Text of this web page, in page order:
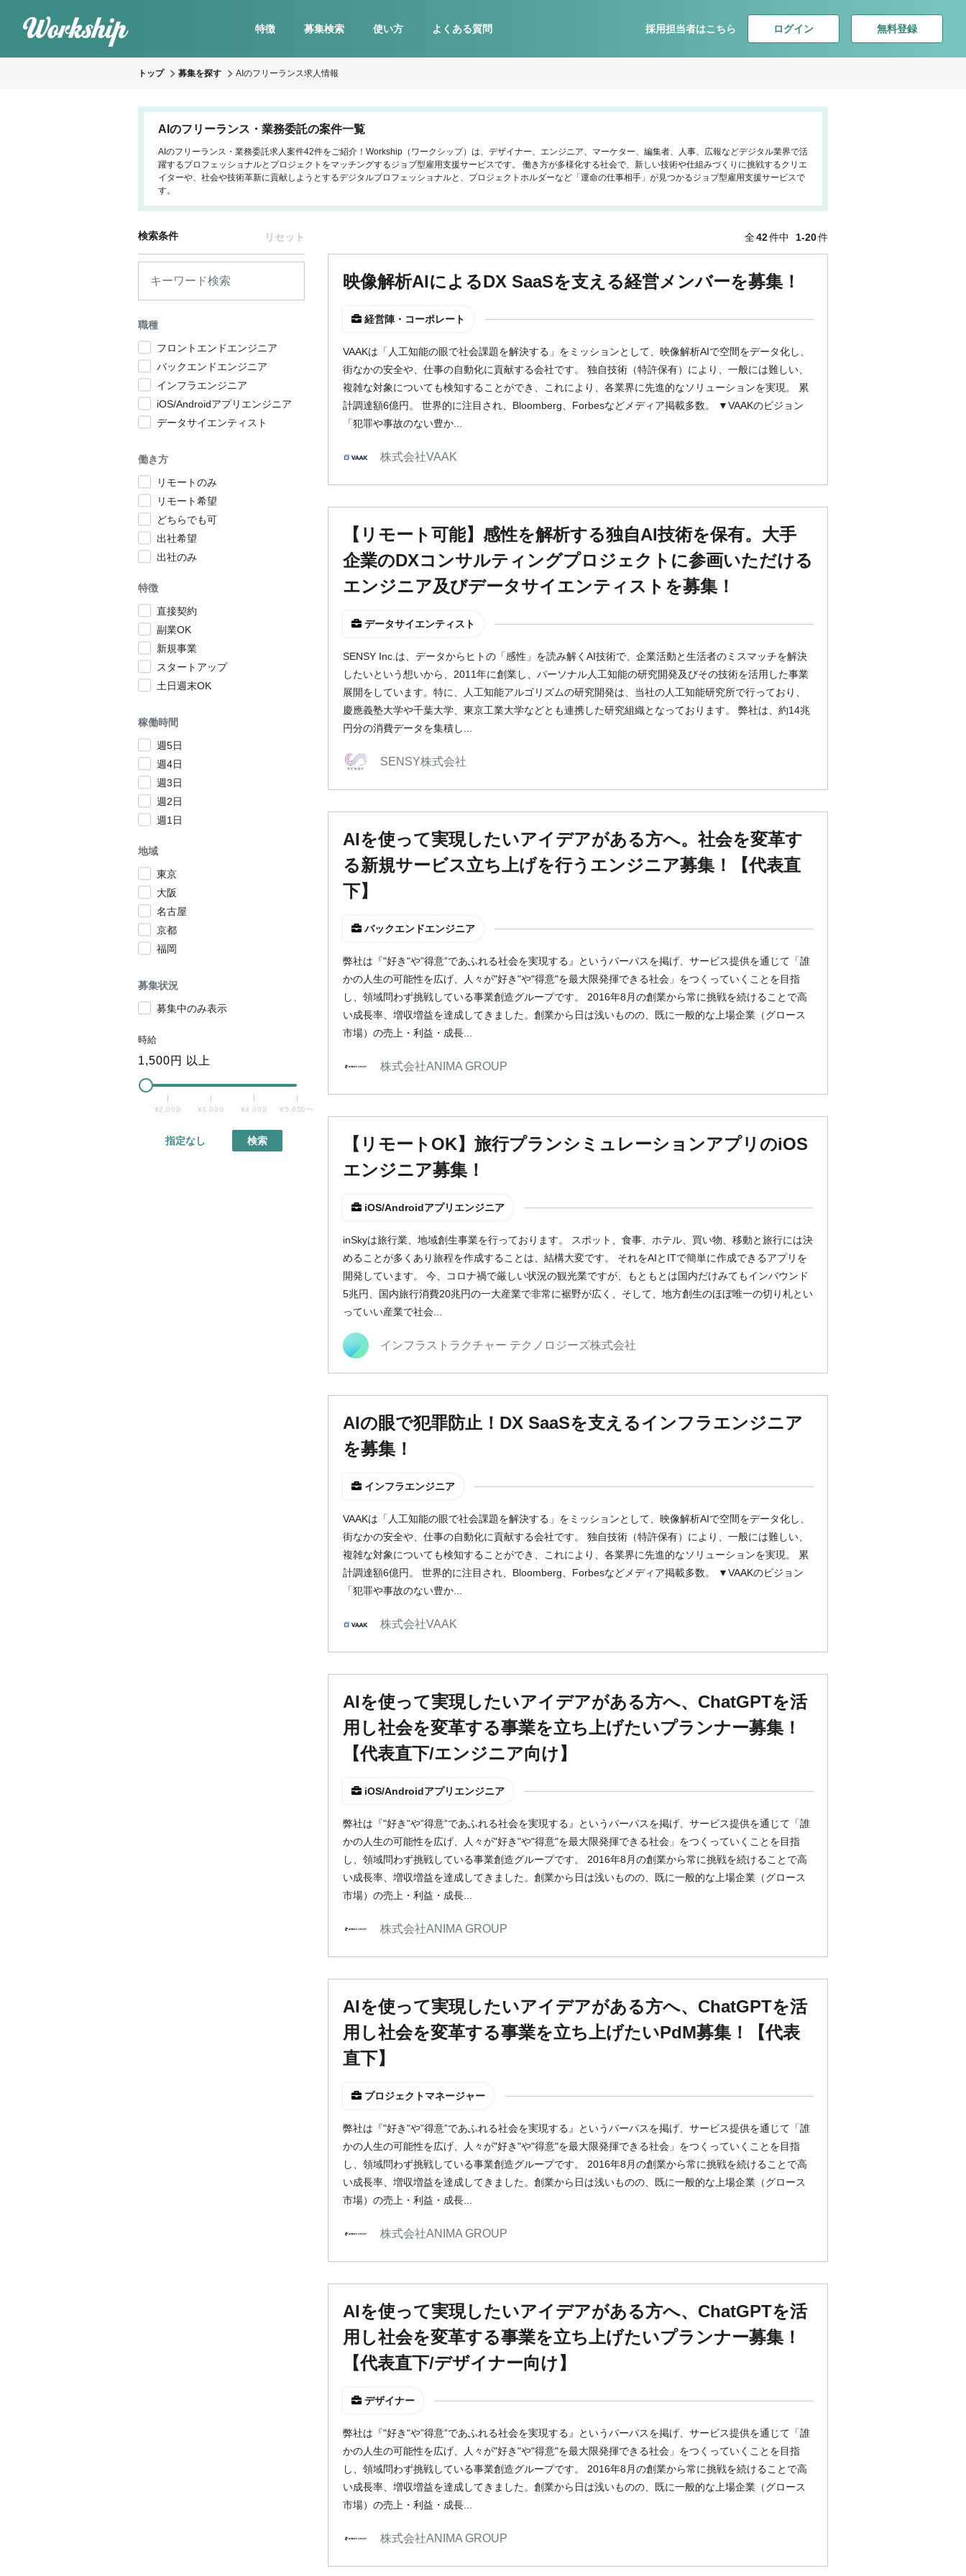
特徴 募集検索 使い方 よくある質問 採用担当者はこちら ログイン 無料登録
トップ 募集を探す AIのフリーランス求人情報
AIのフリーランス・業務委託の案件一覧
AIのフリーランス・業務委託求人案件42件をご紹介！Workship（ワークシップ）は、デザイナー、エンジニア、マーケター、編集者、人事、広報などデジタル業界で活
躍するプロフェッショナルとプロジェクトをマッチングするジョブ型雇用支援サービスです。 働き方が多様化する社会で、新しい技術や仕組みづくりに挑戦するクリエ
イターや、社会や技術革新に貢献しようとするデジタルプロフェッショナルと、プロジェクトホルダーなど「運命の仕事相手」が見つかるジョブ型雇用支援サービスで
す。
検索条件 リセット
職種
フロントエンドエンジニア
バックエンドエンジニア
インフラエンジニア
iOS/Androidアプリエンジニア
データサイエンティスト
働き方
リモートのみ
リモート希望
どちらでも可
出社希望
出社のみ
特徴
直接契約
副業OK
新規事業
スタートアップ
土日週末OK
稼働時間
週5日
週4日
週3日
週2日
週1日
地域
東京
大阪
名古屋
京都
福岡
募集状況
募集中のみ表示
時給
1,500円 以上
¥2,000 ¥3,000 ¥4,000 ¥5,000〜
指定なし 検索
全42件中 1-20件
映像解析AIによるDX SaaSを支える経営メンバーを募集！
経営陣・コーポレート
VAAKは「人工知能の眼で社会課題を解決する」をミッションとして、映像解析AIで空間をデータ化し、
街なかの安全や、仕事の自動化に貢献する会社です。 独自技術（特許保有）により、一般には難しい、
複雑な対象についても検知することができ、これにより、各業界に先進的なソリューションを実現。 累
計調達額6億円。 世界的に注目され、Bloomberg、Forbesなどメディア掲載多数。 ▼VAAKのビジョン
「犯罪や事故のない豊か...
株式会社VAAK
【リモート可能】感性を解析する独自AI技術を保有。大手
企業のDXコンサルティングプロジェクトに参画いただける
エンジニア及びデータサイエンティストを募集！
データサイエンティスト
SENSY Inc.は、データからヒトの「感性」を読み解くAI技術で、企業活動と生活者のミスマッチを解決
したいという想いから、2011年に創業し、パーソナル人工知能の研究開発及びその技術を活用した事業
展開をしています。特に、人工知能アルゴリズムの研究開発は、当社の人工知能研究所で行っており、
慶應義塾大学や千葉大学、東京工業大学などとも連携した研究組織となっております。 弊社は、約14兆
円分の消費データを集積し...
SENSY株式会社
AIを使って実現したいアイデアがある方へ。社会を変革す
る新規サービス立ち上げを行うエンジニア募集！【代表直
下】
バックエンドエンジニア
弊社は『"好き"や”得意”であふれる社会を実現する』というパーパスを掲げ、サービス提供を通じて「誰
かの人生の可能性を広げ、人々が"好き"や"得意"を最大限発揮できる社会」をつくっていくことを目指
し、領域問わず挑戦している事業創造グループです。 2016年8月の創業から常に挑戦を続けることで高
い成長率、増収増益を達成してきました。創業から日は浅いものの、既に一般的な上場企業（グロース
市場）の売上・利益・成長...
株式会社ANIMA GROUP
【リモートOK】旅行プランシミュレーションアプリのiOS
エンジニア募集！
iOS/Androidアプリエンジニア
inSkyは旅行業、地域創生事業を行っております。 スポット、食事、ホテル、買い物、移動と旅行には決
めることが多くあり旅程を作成することは、結構大変です。 それをAIとITで簡単に作成できるアプリを
開発しています。 今、コロナ禍で厳しい状況の観光業ですが、もともとは国内だけみてもインバウンド
5兆円、国内旅行消費20兆円の一大産業で非常に裾野が広く、そして、地方創生のほぼ唯一の切り札とい
っていい産業で社会...
インフラストラクチャー テクノロジーズ株式会社
AIの眼で犯罪防止！DX SaaSを支えるインフラエンジニア
を募集！
インフラエンジニア
VAAKは「人工知能の眼で社会課題を解決する」をミッションとして、映像解析AIで空間をデータ化し、
街なかの安全や、仕事の自動化に貢献する会社です。 独自技術（特許保有）により、一般には難しい、
複雑な対象についても検知することができ、これにより、各業界に先進的なソリューションを実現。 累
計調達額6億円。 世界的に注目され、Bloomberg、Forbesなどメディア掲載多数。 ▼VAAKのビジョン
「犯罪や事故のない豊か...
株式会社VAAK
AIを使って実現したいアイデアがある方へ、ChatGPTを活
用し社会を変革する事業を立ち上げたいプランナー募集！
【代表直下/エンジニア向け】
iOS/Androidアプリエンジニア
弊社は『"好き"や”得意”であふれる社会を実現する』というパーパスを掲げ、サービス提供を通じて「誰
かの人生の可能性を広げ、人々が"好き"や"得意"を最大限発揮できる社会」をつくっていくことを目指
し、領域問わず挑戦している事業創造グループです。 2016年8月の創業から常に挑戦を続けることで高
い成長率、増収増益を達成してきました。創業から日は浅いものの、既に一般的な上場企業（グロース
市場）の売上・利益・成長...
株式会社ANIMA GROUP
AIを使って実現したいアイデアがある方へ、ChatGPTを活
用し社会を変革する事業を立ち上げたいPdM募集！【代表
直下】
プロジェクトマネージャー
弊社は『"好き"や”得意”であふれる社会を実現する』というパーパスを掲げ、サービス提供を通じて「誰
かの人生の可能性を広げ、人々が"好き"や"得意"を最大限発揮できる社会」をつくっていくことを目指
し、領域問わず挑戦している事業創造グループです。 2016年8月の創業から常に挑戦を続けることで高
い成長率、増収増益を達成してきました。創業から日は浅いものの、既に一般的な上場企業（グロース
市場）の売上・利益・成長...
株式会社ANIMA GROUP
AIを使って実現したいアイデアがある方へ、ChatGPTを活
用し社会を変革する事業を立ち上げたいプランナー募集！
【代表直下/デザイナー向け】
デザイナー
弊社は『"好き"や”得意”であふれる社会を実現する』というパーパスを掲げ、サービス提供を通じて「誰
かの人生の可能性を広げ、人々が"好き"や"得意"を最大限発揮できる社会」をつくっていくことを目指
し、領域問わず挑戦している事業創造グループです。 2016年8月の創業から常に挑戦を続けることで高
い成長率、増収増益を達成してきました。創業から日は浅いものの、既に一般的な上場企業（グロース
市場）の売上・利益・成長...
株式会社ANIMA GROUP